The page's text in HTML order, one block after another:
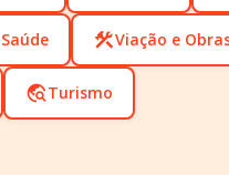
Saúde constructionViação e
travel_exploreTurismo